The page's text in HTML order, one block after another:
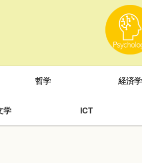
哲学 経済学
学 ICT